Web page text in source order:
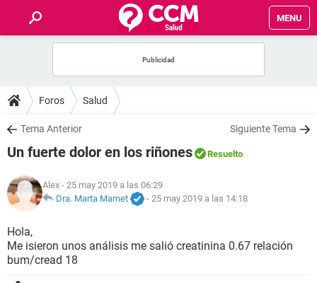
MENU
FOROS
SALUD
NUTRICIÓN
BIENESTAR
Foros Salud
Tema Anterior Siguiente Tema
Un fuerte dolor en los riñones Resuelto
Alex - 25 may 2019 a las 06:29
Dra. Marta Marnet
- 25 may 2019 a las 14:18
Hola,
Me isieron unos análisis me salió creatinina 0.67 relación
bum/cread 18